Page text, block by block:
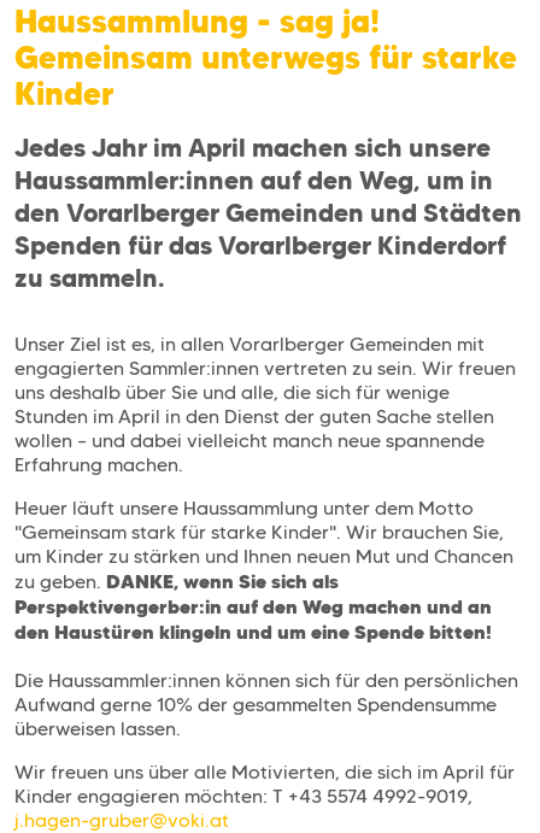
Haussammlung - sag ja!
Gemeinsam unterwegs für starke
Kinder
Jedes Jahr im April machen sich unsere
Haussammler:innen auf den Weg, um in
den Vorarlberger Gemeinden und Städten
Spenden für das Vorarlberger Kinderdorf
zu sammeln.
Unser Ziel ist es, in allen Vorarlberger Gemeinden mit
engagierten Sammler:innen vertreten zu sein. Wir freuen
uns deshalb über Sie und alle, die sich für wenige
Stunden im April in den Dienst der guten Sache stellen
wollen – und dabei vielleicht manch neue spannende
Erfahrung machen.
Heuer läuft unsere Haussammlung unter dem Motto
"Gemeinsam stark für starke Kinder". Wir brauchen Sie,
um Kinder zu stärken und Ihnen neuen Mut und Chancen
zu geben. DANKE, wenn Sie sich als
Perspektivengerber:in auf den Weg machen und an
den Haustüren klingeln und um eine Spende bitten!
Die Haussammler:innen können sich für den persönlichen
Aufwand gerne 10% der gesammelten Spendensumme
überweisen lassen.
Wir freuen uns über alle Motivierten, die sich im April für
Kinder engagieren möchten: T +43 5574 4992-9019,
j.hagen-gruber@voki.at